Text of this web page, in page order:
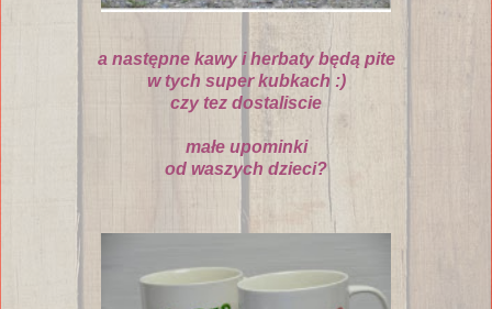
a następne kawy i herbaty będą pite
w tych super kubkach :)
czy tez dostaliscie
małe upominki
od waszych dzieci?